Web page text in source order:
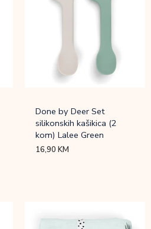
Done by Deer Set
silikonskih kašikica (2
kom) Lalee Green
16,90KM